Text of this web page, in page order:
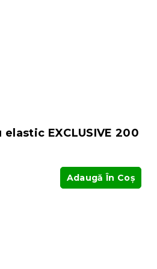
EXCLUSIVE 200
Adaugă În Coş